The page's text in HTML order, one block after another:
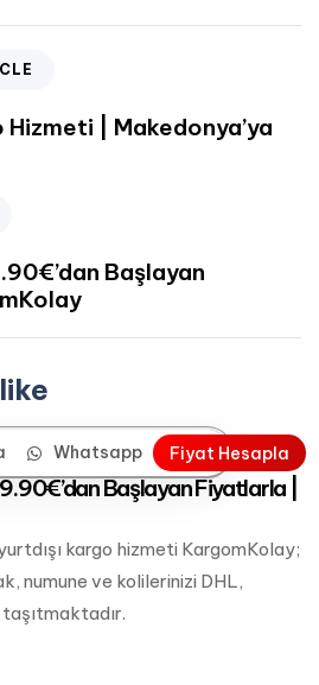
Whatsapp Fiyat Hesapla
| Makedonya’ya
Başlayan
Kargo
Başlayan Fiyatlarla |
kargo hizmeti KargomKolay;
numune ve kolilerinizi DHL,